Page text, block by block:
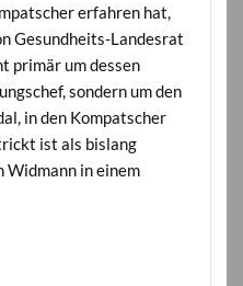
erfahren hat,
Gesundheits-Landesrat
primär um dessen
sondern um den
in den Kompatscher
ist als bislang
Widmann in einem